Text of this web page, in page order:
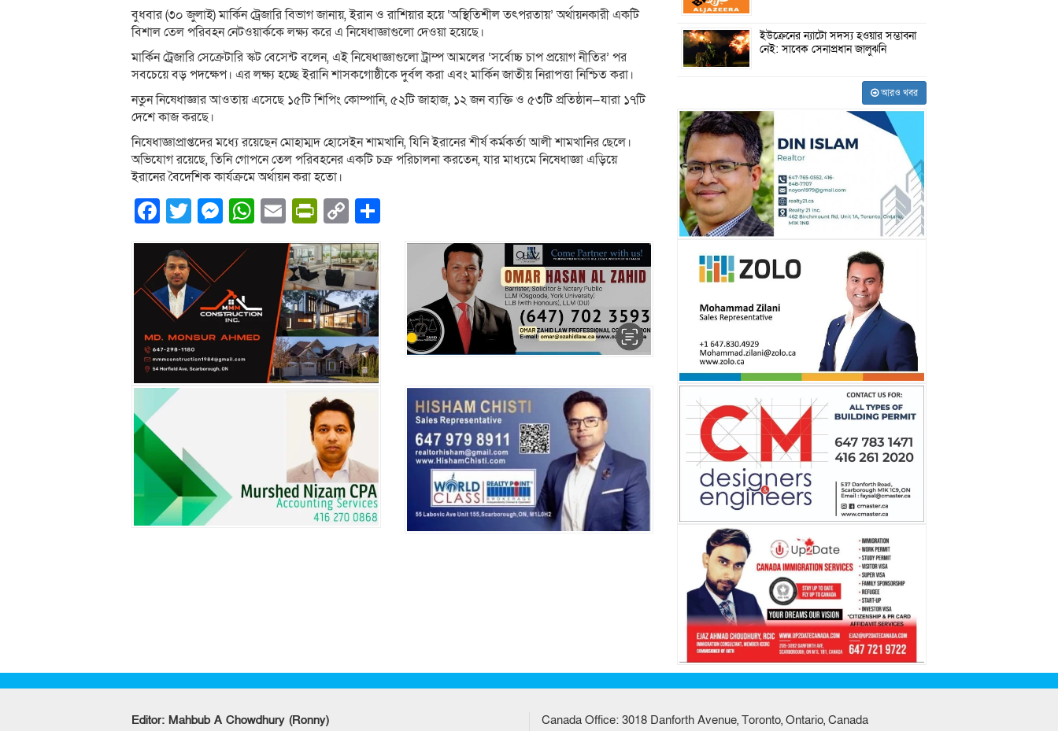
বুধবার (৩০ জুলাই) মার্কিন ট্রেজারি বিভাগ জানায়, ইরান ও রাশিয়ার হয়ে ‘অস্থিতিশীল তৎপরতায়’ অর্থায়নকারী একটি
বিশাল তেল পরিবহন নেটওয়ার্ককে লক্ষ্য করে এ নিষেধাজ্ঞাগুলো দেওয়া হয়েছে।
মার্কিন ট্রেজারি সেক্রেটারি স্কট বেসেন্ট বলেন, এই নিষেধাজ্ঞাগুলো ট্রাম্প আমলের ‘সর্বোচ্চ চাপ প্রয়োগ নীতির’ পর
সবচেয়ে বড় পদক্ষেপ। এর লক্ষ্য হচ্ছে ইরানি শাসকগোষ্ঠীকে দুর্বল করা এবং মার্কিন জাতীয় নিরাপত্তা নিশ্চিত করা।
নতুন নিষেধাজ্ঞার আওতায় এসেছে ১৫টি শিপিং কোম্পানি, ৫২টি জাহাজ, ১২ জন ব্যক্তি ও ৫৩টি প্রতিষ্ঠান—যারা ১৭টি
দেশে কাজ করছে।
নিষেধাজ্ঞাপ্রাপ্তদের মধ্যে রয়েছেন মোহাম্মদ হোসেইন শামখানি, যিনি ইরানের শীর্ষ কর্মকর্তা আলী শামখানির ছেলে।
অভিযোগ রয়েছে, তিনি গোপনে তেল পরিবহনের একটি চক্র পরিচালনা করতেন, যার মাধ্যমে নিষেধাজ্ঞা এড়িয়ে
ইরানের বৈদেশিক কার্যক্রমে অর্থায়ন করা হতো।
Facebook
Twitter
Messenger
WhatsApp
EmailPrintFriendly
Copy
Link
ইউক্রেনের ন্যাটো সদস্য হওয়ার সম্ভাবনা
নেই: সাবেক সেনাপ্রধান জালুঝনি
আরও খবর
Editor: Mahbub A Chowdhury (Ronny)
Canada Office: 3018 Danforth Avenue, Toronto, Ontario, Canada